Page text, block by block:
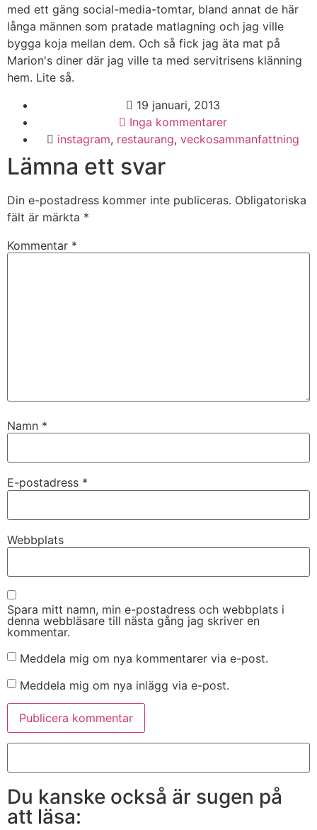
med ett gäng social-media-tomtar, bland annat de här
långa männen som pratade matlagning och jag ville
bygga koja mellan dem. Och så fick jag äta mat på
Marion's diner där jag ville ta med servitrisens klänning
hem. Lite så.
19 januari, 2013
Inga kommentarer
instagram, restaurang, veckosammanfattning
Lämna ett svar
Din e-postadress kommer inte publiceras. Obligatoriska
fält är märkta *
Kommentar *
Namn *
E-postadress *
Webbplats
Spara mitt namn, min e-postadress och webbplats i
denna webbläsare till nästa gång jag skriver en
kommentar.
Meddela mig om nya kommentarer via e-post.
Meddela mig om nya inlägg via e-post.
Du kanske också är sugen på
att läsa: